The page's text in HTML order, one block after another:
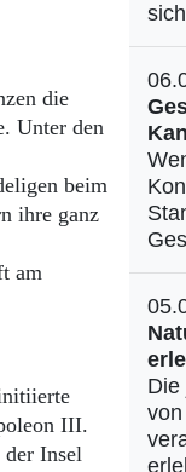
die
Unter den
beim
ihre ganz
am
III.
Insel
Die